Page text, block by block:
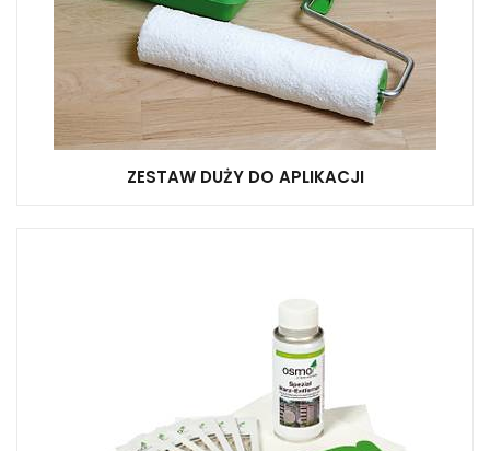
ZESTAW DUŻY DO APLIKACJI